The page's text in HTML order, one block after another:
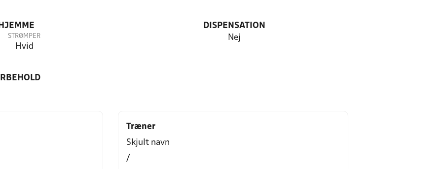
STRØMPER
Hvid
DISPENSATION
Nej
Træner
Skjult navn
/